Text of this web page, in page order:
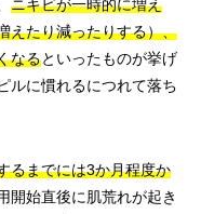
ニキビが一時的に増え
えたり減ったりする）、
なるといったものが挙げ
ルに慣れるにつれて落ち
るまでには3か月程度か
開始直後に肌荒れが起き